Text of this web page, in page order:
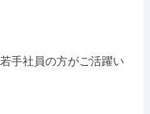
手社員の方がご活躍い